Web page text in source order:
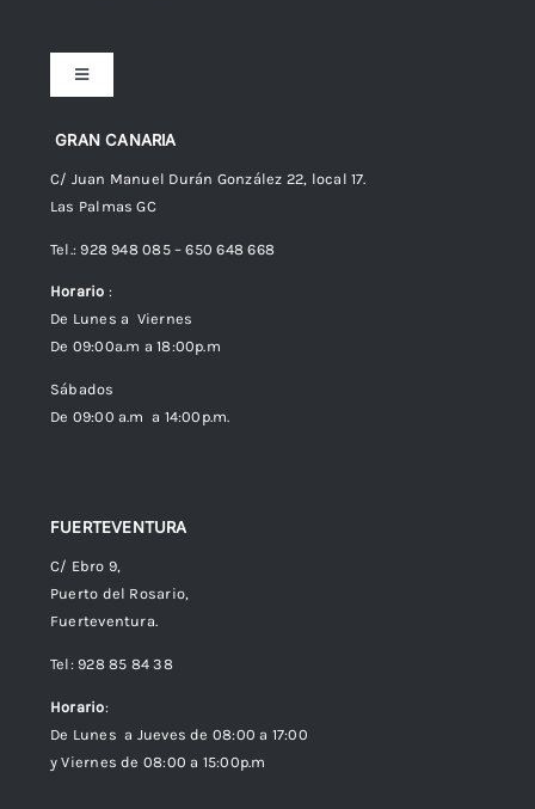
GRAN CANARIA
C/ Juan Manuel Durán González 22, local 17.
Las Palmas GC
Tel.: 928 948 085 – 650 648 668
Horario :
De Lunes a Viernes
De 09:00a.m a 18:00p.m
Sábados
De 09:00 a.m a 14:00p.m.
FUERTEVENTURA
C/ Ebro 9,
Puerto del Rosario,
Fuerteventura.
Tel: 928 85 84 38
Horario:
De Lunes a Jueves de 08:00 a 17:00
y Viernes de 08:00 a 15:00p.m
Toggle
Navigation
Preguntas frecuentes
Envíos
Política de Privacidad